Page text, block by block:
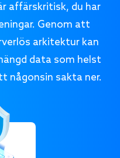
affärskritisk, du har
Genom att
arkitektur kan
data som helst
någonsin sakta ner.